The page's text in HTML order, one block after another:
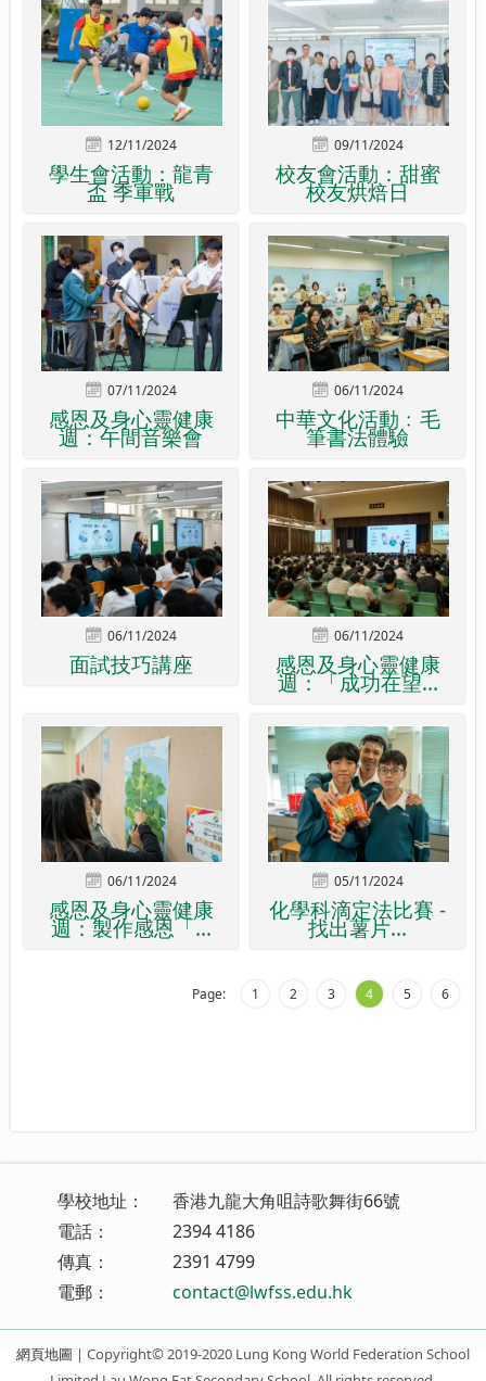
12/11/2024
學生會活動：龍青
盃 季軍戰
09/11/2024
校友會活動：甜蜜
校友烘焙日
07/11/2024
感恩及身心靈健康
週：午間音樂會
06/11/2024
中華文化活動﹕毛
筆書法體驗
06/11/2024
面試技巧講座
06/11/2024
感恩及身心靈健康
週：「成功在望...
06/11/2024
感恩及身心靈健康
週：製作感恩「...
05/11/2024
化學科滴定法比賽 -
找出薯片...
Page: 1 2 3 4 5 6
學校地址：
香港九龍大角咀詩歌舞街66號
電話：
2394 4186
傳真：
2391 4799
電郵：
contact@lwfss.edu.hk
網頁地圖 | Copyright© 2019-2020 Lung Kong World Federation School